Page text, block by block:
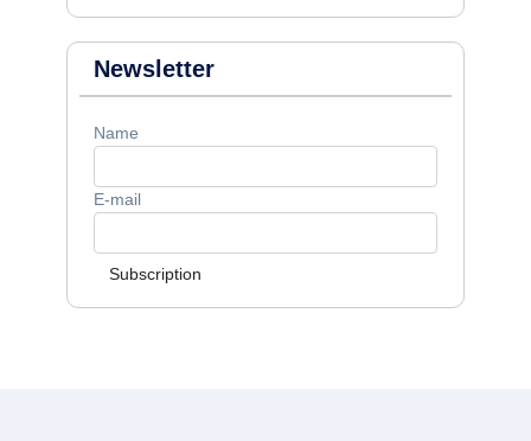
Newsletter
Name
E-mail
Subscription